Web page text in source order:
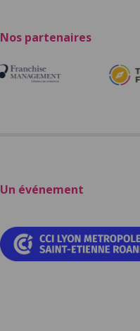
Nos partenaires
Un événement